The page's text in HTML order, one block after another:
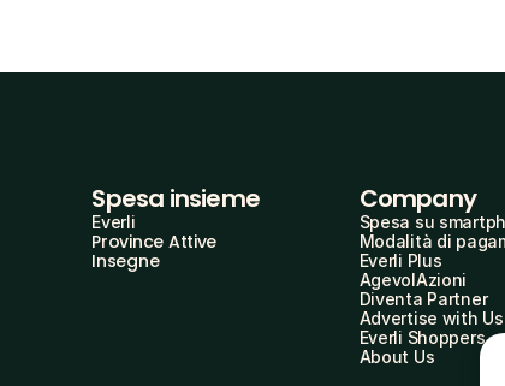
Spesa insieme
Everli
Province Attive
Insegne
Company
Spesa su
Modalità di
Everli Plus
AgevolAzioni
Diventa Partner
Advertise with Us
Everli Shoppers
About Us